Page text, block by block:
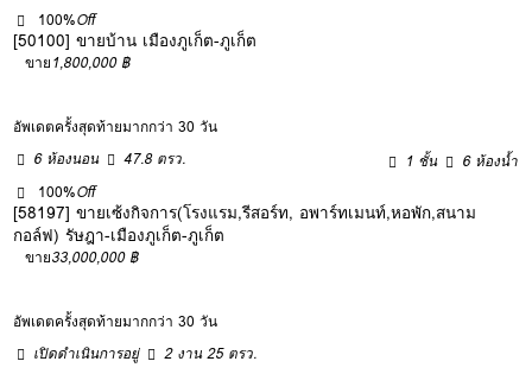
100%Off
[50100] ขายบ้าน เมืองภูเก็ต-ภูเก็ต
ขาย1,800,000 ฿
อัพเดตครั้งสุดท้ายมากกว่า 30 วัน
6 ห้องนอน
47.8 ตรว. 1 ชั้น
6 ห้องน้ำ
100%Off
[58197] ขายเซ้งกิจการ(โรงแรม,รีสอร์ท, อพาร์ทเมนท์,หอพัก,สนาม
กอล์ฟ) รัษฎา-เมืองภูเก็ต-ภูเก็ต
ขาย33,000,000 ฿
อัพเดตครั้งสุดท้ายมากกว่า 30 วัน
เปิดดำเนินการอยู่
2 งาน 25 ตรว.